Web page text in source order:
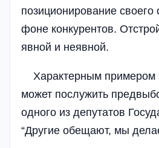
позиционирование своего
фоне конкурентов.
явной и неявной.
Характерным примером
может послужить
одного из депутатов
“Другие обещают, мы